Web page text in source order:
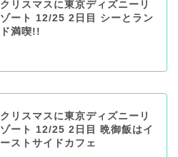
クリスマスに東京ディズニーリ
ゾート 12/25 2日目 シーとラン
ド満喫!!
クリスマスに東京ディズニーリ
ゾート 12/25 2日目 晩御飯はイ
ーストサイドカフェ